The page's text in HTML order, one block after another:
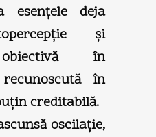
esenţele deja
şi
în
în
creditabilă.
oscilaţie,